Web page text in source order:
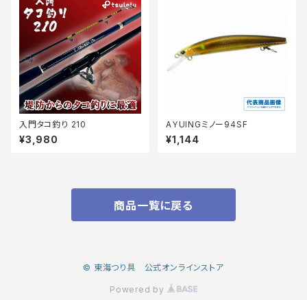
入門タコ釣り 210
¥3,980
AＹUINGミノー94SF
¥1,144
商品一覧に戻る
© 東海つり具 公式オンラインストア
Powered by